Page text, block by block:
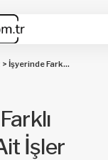
> İşyerinde Farklı İşkoluna Ait İşler Yapılıyorsa da Tespit Sırasında Ağırlıklı ve Asıl Olarak Yapılan İşin Dikkate Alınması Gerekir
İşler